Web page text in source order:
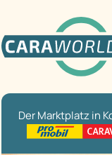
Der Marktplatz in